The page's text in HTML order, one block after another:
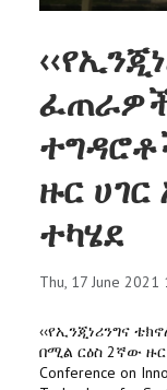
ዙር
ተካሄደ
Thu, 17 June 2021
‹‹የኢንጂነሪንግና
በሚል ርዕስ 2ኛው ዙር
Conference on